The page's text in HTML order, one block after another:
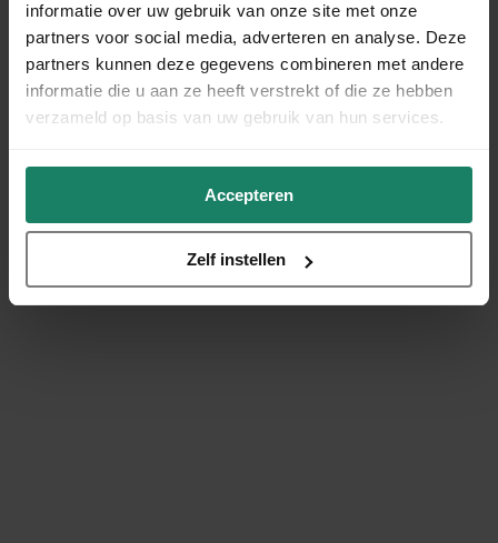
informatie over uw gebruik van onze site met onze
partners voor social media, adverteren en analyse. Deze
partners kunnen deze gegevens combineren met andere
informatie die u aan ze heeft verstrekt of die ze hebben
verzameld op basis van uw gebruik van hun services.
Accepteren
Zelf instellen